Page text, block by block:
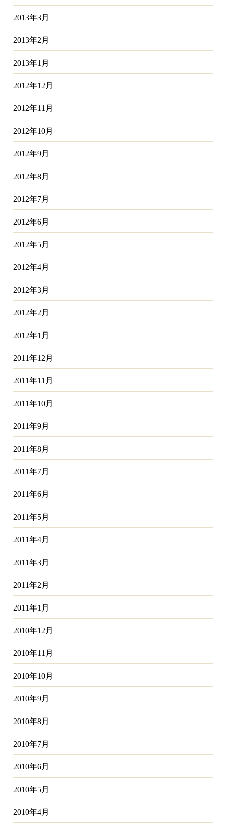
2013年3月
2013年2月
2013年1月
2012年12月
2012年11月
2012年10月
2012年9月
2012年8月
2012年7月
2012年6月
2012年5月
2012年4月
2012年3月
2012年2月
2012年1月
2011年12月
2011年11月
2011年10月
2011年9月
2011年8月
2011年7月
2011年6月
2011年5月
2011年4月
2011年3月
2011年2月
2011年1月
2010年12月
2010年11月
2010年10月
2010年9月
2010年8月
2010年7月
2010年6月
2010年5月
2010年4月